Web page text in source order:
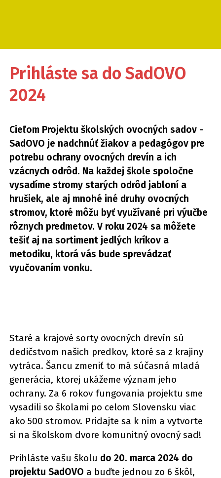
Prihláste sa do SadOVO
2024
Cieľom Projektu školských ovocných sadov -
SadOVO je nadchnúť žiakov a pedagógov pre
potrebu ochrany ovocných drevín a ich
vzácnych odrôd. Na každej škole spoločne
vysadíme stromy starých odrôd jabloní a
hrušiek, ale aj mnohé iné druhy ovocných
stromov, ktoré môžu byť využívané pri výučbe
rôznych predmetov. V roku 2024 sa môžete
tešiť aj na sortiment jedlých kríkov a
metodiku, ktorá vás bude sprevádzať
vyučovaním vonku.
Staré a krajové sorty ovocných drevín sú
dedičstvom našich predkov, ktoré sa z krajiny
vytráca. Šancu zmeniť to má súčasná mladá
generácia, ktorej ukážeme význam jeho
ochrany. Za 6 rokov fungovania projektu sme
vysadili so školami po celom Slovensku viac
ako 500 stromov. Pridajte sa k nim a vytvorte
si na školskom dvore komunitný ovocný sad!
Prihláste vašu školu do 20. marca 2024 do
projektu SadOVO a buďte jednou zo 6 škôl,